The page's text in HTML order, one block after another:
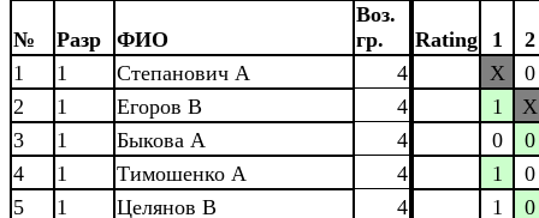
№ Разр ФИО
Воз.
гр.
Rating 1
2
1
1 Степанович А 4 X
0
2
1 Егоров В 4 1
X
3
1 Быкова А 4 0
0
4
1 Тимошенко А 4 1
0
5
1 Целянов В 4 1 0